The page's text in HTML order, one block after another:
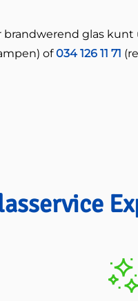
brandwerend glas
of034 126 11 71